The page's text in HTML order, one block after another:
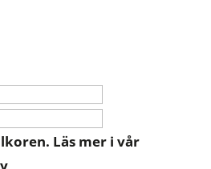
Läs mer i vår